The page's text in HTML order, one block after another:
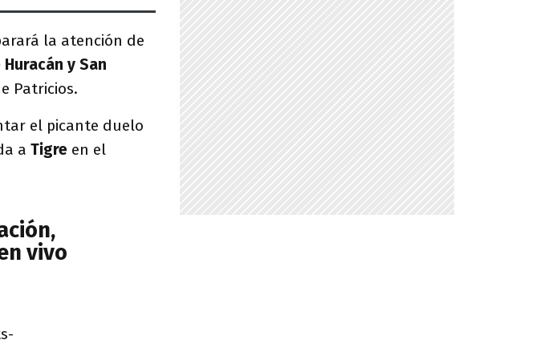
la atención de
y San
Patricios.
el picante duelo
a Tigre en el
vivo